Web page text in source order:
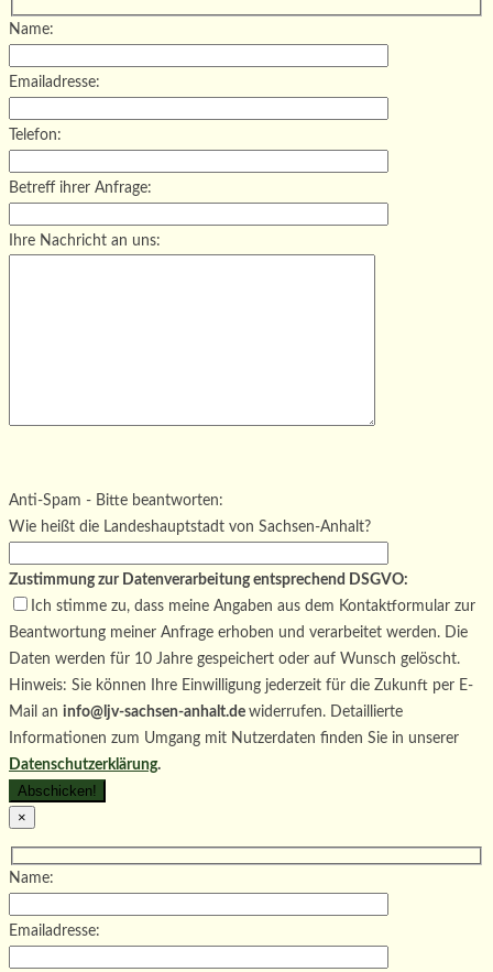
Name:
Emailadresse:
Telefon:
Betreff ihrer Anfrage:
Ihre Nachricht an uns:
Bitte lasse dieses Feld leer.
Anti-Spam - Bitte beantworten:
Wie heißt die Landeshauptstadt von Sachsen-Anhalt?
Zustimmung zur Datenverarbeitung entsprechend DSGVO:
Ich stimme zu, dass meine Angaben aus dem Kontaktformular zur
Beantwortung meiner Anfrage erhoben und verarbeitet werden. Die
Daten werden für 10 Jahre gespeichert oder auf Wunsch gelöscht.
Hinweis: Sie können Ihre Einwilligung jederzeit für die Zukunft per E-
Mail an info@ljv-sachsen-anhalt.de widerrufen. Detaillierte
Informationen zum Umgang mit Nutzerdaten finden Sie in unserer
Datenschutzerklärung.
×
Name:
Emailadresse: